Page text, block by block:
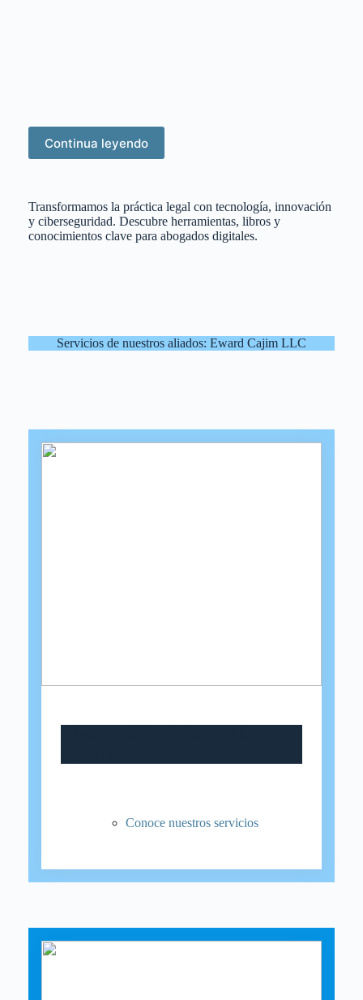
Continua leyendo
Transformamos la práctica legal con tecnología, innovación
y ciberseguridad. Descubre herramientas, libros y
conocimientos clave para abogados digitales.
Servicios de nuestros aliados: Eward Cajim LLC
Conoce nuestros servicios